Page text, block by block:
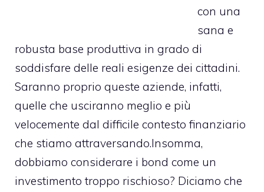
con una
sana e
robusta base produttiva in grado di
soddisfare delle reali esigenze dei cittadini.
Saranno proprio queste aziende, infatti,
quelle che usciranno meglio e più
velocemente dal difficile contesto finanziario
che stiamo attraversando.Insomma,
dobbiamo considerare i bond come un
investimento troppo rischioso? Diciamo che